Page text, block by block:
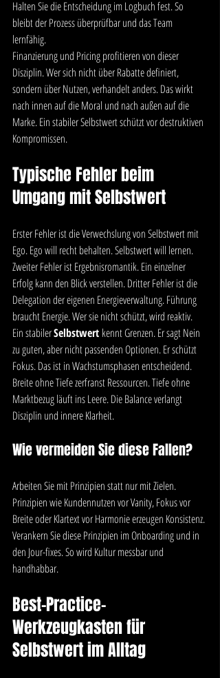
Halten Sie die Entscheidung im Logbuch fest. So
bleibt der Prozess überprüfbar und das Team
lernfähig.
Finanzierung und Pricing profitieren von dieser
Disziplin. Wer sich nicht über Rabatte definiert,
sondern über Nutzen, verhandelt anders. Das wirkt
nach innen auf die Moral und nach außen auf die
Marke. Ein stabiler Selbstwert schützt vor destruktiven
Kompromissen.
Typische Fehler beim
Umgang mit Selbstwert
Erster Fehler ist die Verwechslung von Selbstwert mit
Ego. Ego will recht behalten. Selbstwert will lernen.
Zweiter Fehler ist Ergebnisromantik. Ein einzelner
Erfolg kann den Blick verstellen. Dritter Fehler ist die
Delegation der eigenen Energieverwaltung. Führung
braucht Energie. Wer sie nicht schützt, wird reaktiv.
Ein stabiler Selbstwert kennt Grenzen. Er sagt Nein
zu guten, aber nicht passenden Optionen. Er schützt
Fokus. Das ist in Wachstumsphasen entscheidend.
Breite ohne Tiefe zerfranst Ressourcen. Tiefe ohne
Marktbezug läuft ins Leere. Die Balance verlangt
Disziplin und innere Klarheit.
Wie vermeiden Sie diese Fallen?
Arbeiten Sie mit Prinzipien statt nur mit Zielen.
Prinzipien wie Kundennutzen vor Vanity, Fokus vor
Breite oder Klartext vor Harmonie erzeugen Konsistenz.
Verankern Sie diese Prinzipien im Onboarding und in
den Jour-fixes. So wird Kultur messbar und
handhabbar.
Best-Practice-
Werkzeugkasten für
Selbstwert im Alltag